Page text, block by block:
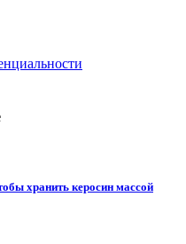
хранить керосин массой